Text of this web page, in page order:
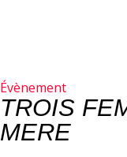
Évènement
TROIS
MERE